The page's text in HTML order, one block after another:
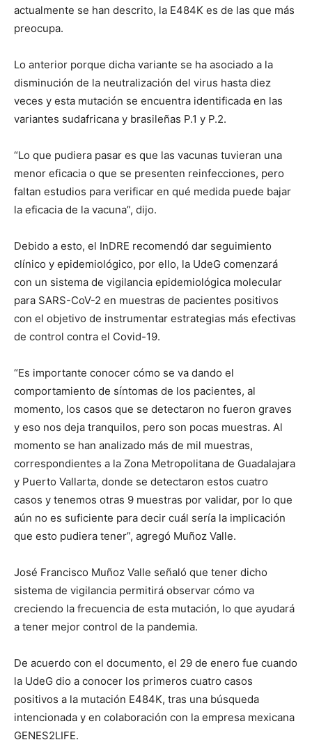
actualmente se han descrito, la E484K es de las que más
preocupa.
Lo anterior porque dicha variante se ha asociado a la
disminución de la neutralización del virus hasta diez
veces y esta mutación se encuentra identificada en las
variantes sudafricana y brasileñas P.1 y P.2.
“Lo que pudiera pasar es que las vacunas tuvieran una
menor eficacia o que se presenten reinfecciones, pero
faltan estudios para verificar en qué medida puede bajar
la eficacia de la vacuna”, dijo.
Debido a esto, el InDRE recomendó dar seguimiento
clínico y epidemiológico, por ello, la UdeG comenzará
con un sistema de vigilancia epidemiológica molecular
para SARS-CoV-2 en muestras de pacientes positivos
con el objetivo de instrumentar estrategias más efectivas
de control contra el Covid-19.
“Es importante conocer cómo se va dando el
comportamiento de síntomas de los pacientes, al
momento, los casos que se detectaron no fueron graves
y eso nos deja tranquilos, pero son pocas muestras. Al
momento se han analizado más de mil muestras,
correspondientes a la Zona Metropolitana de Guadalajara
y Puerto Vallarta, donde se detectaron estos cuatro
casos y tenemos otras 9 muestras por validar, por lo que
aún no es suficiente para decir cuál sería la implicación
que esto pudiera tener”, agregó Muñoz Valle.
José Francisco Muñoz Valle señaló que tener dicho
sistema de vigilancia permitirá observar cómo va
creciendo la frecuencia de esta mutación, lo que ayudará
a tener mejor control de la pandemia.
De acuerdo con el documento, el 29 de enero fue cuando
la UdeG dio a conocer los primeros cuatro casos
positivos a la mutación E484K, tras una búsqueda
intencionada y en colaboración con la empresa mexicana
GENES2LIFE.